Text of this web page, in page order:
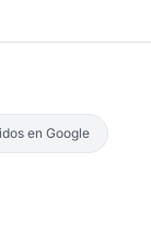
en Google